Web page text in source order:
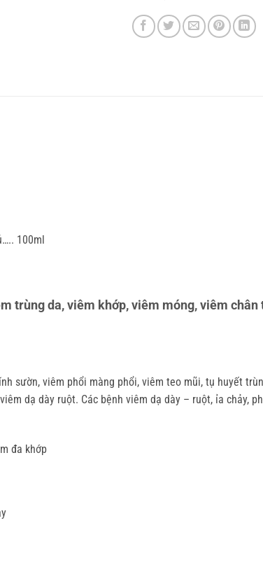
100ml
trùng da, viêm khớp, viêm móng, viêm chân
sườn, viêm phổi màng phổi, viêm teo mũi, tụ huyết
dạ dày ruột. Các bệnh viêm dạ dày – ruột, ỉa chảy,
đa khớp